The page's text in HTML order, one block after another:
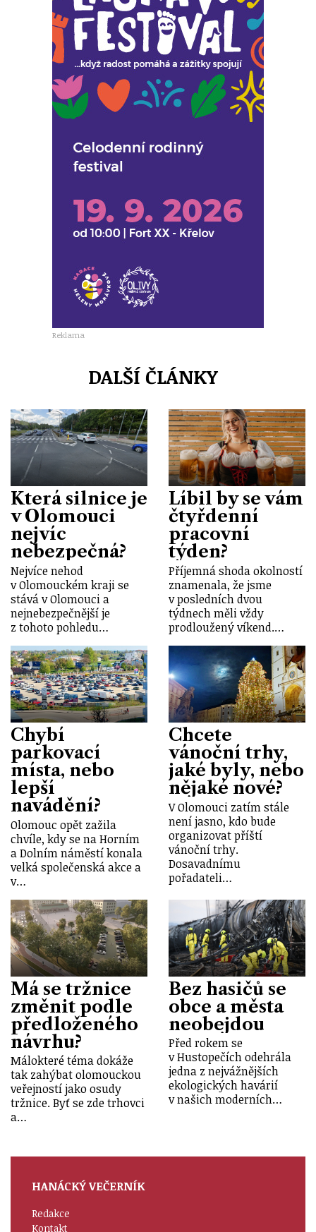
Reklama
DALŠÍ ČLÁNKY
Která silnice je
v Olomouci
nejvíc
nebezpečná?
Nejvíce nehod
v Olomouckém kraji se
stává v Olomouci a
nejnebezpečnější je
z tohoto pohledu…
Líbil by se vám
čtyřdenní
pracovní
týden?
Příjemná shoda okolností
znamenala, že jsme
v posledních dvou
týdnech měli vždy
prodloužený víkend.…
Chybí
parkovací
místa, nebo
lepší
navádění?
Olomouc opět zažila
chvíle, kdy se na Horním
a Dolním náměstí konala
velká společenská akce a
v…
Chcete
vánoční trhy,
jaké byly, nebo
nějaké nové?
V Olomouci zatím stále
není jasno, kdo bude
organizovat příští
vánoční trhy.
Dosavadnímu
pořadateli…
Má se tržnice
změnit podle
předloženého
návrhu?
Málokteré téma dokáže
tak zahýbat olomouckou
veřejností jako osudy
tržnice. Byť se zde trhovci
a…
Bez hasičů se
obce a města
neobejdou
Před rokem se
v Hustopečích odehrála
jedna z nejvážnějších
ekologických havárií
v našich moderních…
HANÁCKÝ VEČERNÍK
Redakce
Kontakt